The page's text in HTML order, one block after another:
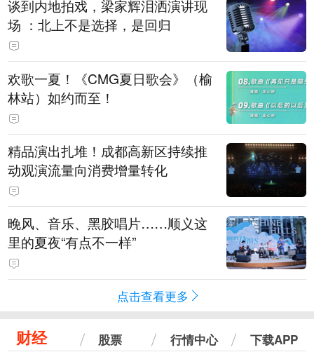
谈到内地拍戏，梁家辉泪洒演讲现
场 ：北上不是选择，是回归
欢歌一夏！《CMG夏日歌会》（榆
林站）如约而至！
精品演出扎堆！成都高新区持续推
动观演流量向消费增量转化
晚风、音乐、黑胶唱片……顺义这
里的夏夜“有点不一样”
点击查看更多
财经 股票 行情中心 下载APP